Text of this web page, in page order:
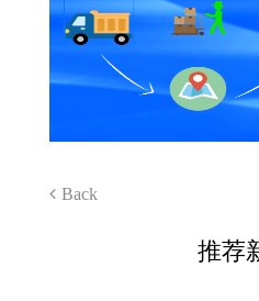
Back
推荐